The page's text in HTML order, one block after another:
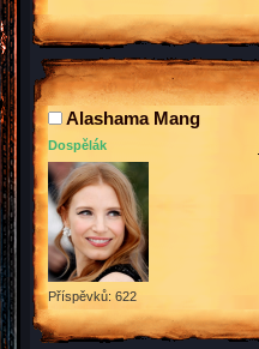
Alashama Mang
Dospělák
Příspěvků: 622